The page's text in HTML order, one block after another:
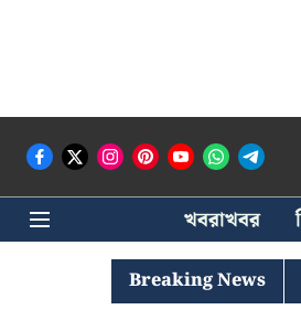
খবরাখবর
Breaking News
ঐশী ঘোষের খোঁজে সিপিআইএম সদর দপ্তরে